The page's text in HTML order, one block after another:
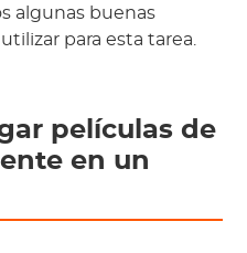
algunas buenas
para esta tarea.
películas de
en un